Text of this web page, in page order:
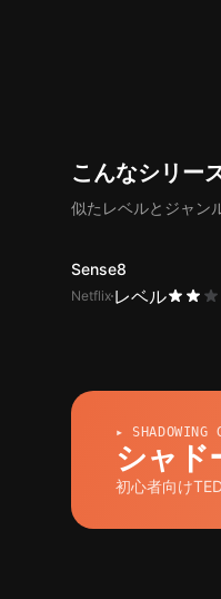
こんなシリー
似たレベルとジャン
Sense8
Netflix レベル
▸ SHADOWING
シャド
初心者向け